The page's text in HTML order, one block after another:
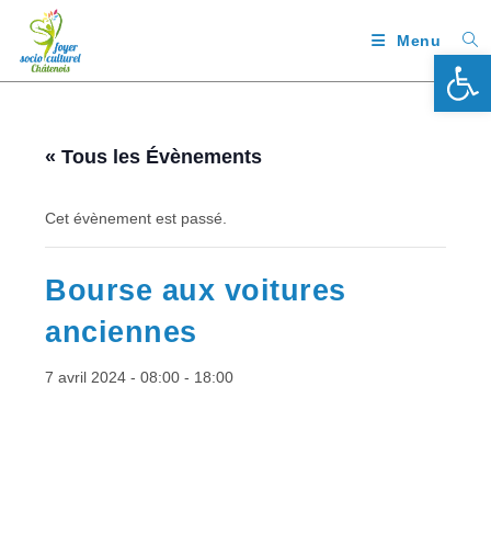
Menu
« Tous les Évènements
Cet évènement est passé.
Bourse aux voitures
anciennes
7 avril 2024 - 08:00 - 18:00